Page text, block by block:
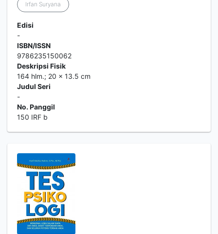
Irfan Suryana
Edisi
-
ISBN/ISSN
9786235150062
Deskripsi Fisik
164 hlm.; 20 x 13.5 cm
Judul Seri
-
No. Panggil
150 IRF b